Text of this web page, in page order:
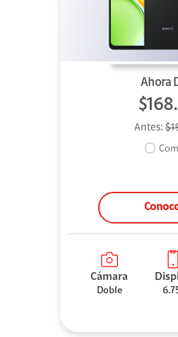
Ahora
Antes:
Cámara
Doble